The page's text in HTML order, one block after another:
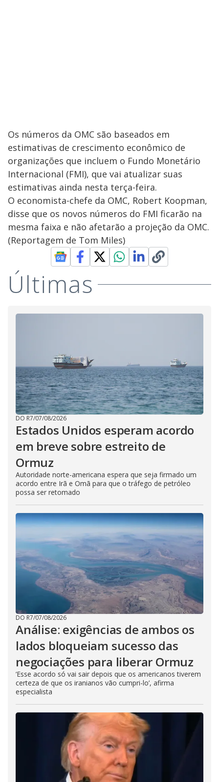
Os números da OMC são baseados em
estimativas de crescimento econômico de
organizações que incluem o Fundo Monetário
Internacional (FMI), que vai atualizar suas
estimativas ainda nesta terça-feira.
O economista-chefe da OMC, Robert Koopman,
disse que os novos números do FMI ficarão na
mesma faixa e não afetarão a projeção da OMC.
(Reportagem de Tom Miles)
Últimas
DO R7/07/08/2026
Estados Unidos esperam acordo
em breve sobre estreito de
Ormuz
Autoridade norte-americana espera que seja firmado um
acordo entre Irã e Omã para que o tráfego de petróleo
possa ser retomado
DO R7/07/08/2026
Análise: exigências de ambos os
lados bloqueiam sucesso das
negociações para liberar Ormuz
‘Esse acordo só vai sair depois que os americanos tiverem
certeza de que os iranianos vão cumpri-lo’, afirma
especialista